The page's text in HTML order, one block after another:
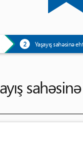
Yaşayış sahəsinə